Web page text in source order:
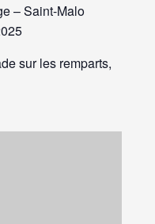
– Saint-Malo
sur les remparts,